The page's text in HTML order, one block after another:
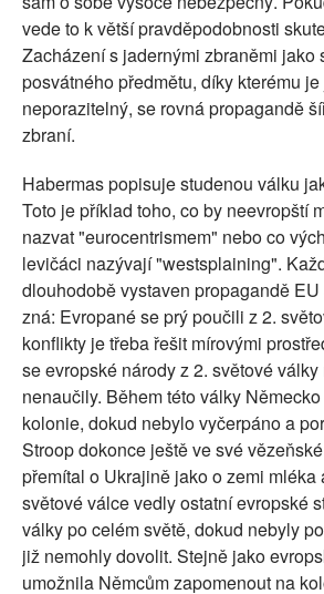
vede to k větší pravděpodobnosti
Zacházení s jadernými zbraněmi jako
posvátného předmětu, díky kterému
neporazitelný, se rovná propagandě
zbraní.
Habermas popisuje studenou válku
Toto je příklad toho, co by neevropští
nazvat "eurocentrismem" nebo co
levičáci nazývají "westsplaining".
dlouhodobě vystaven propagandě
zná: Evropané se prý poučili z 2.
konflikty je třeba řešit mírovými
se evropské národy z 2. světové
nenaučily. Během této války
kolonie, dokud nebylo vyčerpáno a
Stroop dokonce ještě ve své
přemítal o Ukrajině jako o zemi mléka
světové válce vedly ostatní evropské
války po celém světě, dokud nebyly
již nemohly dovolit. Stejně jako
umožnila Němcům zapomenout na